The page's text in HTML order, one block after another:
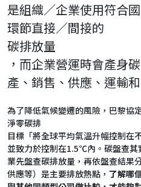
是組織／企業使用符合
環節直接／間接的
碳排放量
，而企業營運時會產身
產、銷售、供應、運輸
為了降低氣候變遷的風險，巴黎協
淨零碳排
目標「將全球平均氣溫升幅控制在
並致力於控制在1.5℃內。碳盤查其
業先盤查碳排放量，再依盤查結果
供應等）是主要排放熱點， 了解哪